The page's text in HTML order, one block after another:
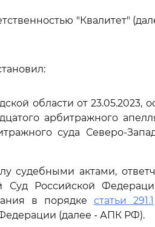
"Квалитет"
области от 23.05.2023,
арбитражного
суда Северо-
судебными актами,
Российской
в порядке статьи 291.1
(далее - АПК РФ).